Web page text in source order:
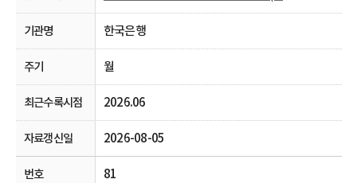
한국은행
월
2026.06
2026-08-05
81